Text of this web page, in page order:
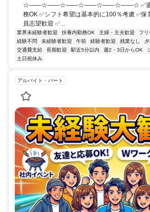
☆――☆――☆――☆――☆――☆――☆ ✅週2日
務OK ✅シフト希望は基本的に100％考慮 ✅
員志望歓迎 ✅...
業界未経験者歓迎 扶養内勤務OK 主婦・主夫歓迎 フ
経験不問
未経験者歓迎 午前 経験者歓迎 残業なし
交通費支給
長期歓迎 駅近5分以内 週2・3日からOK
土日祝休み
アルバイト・パート